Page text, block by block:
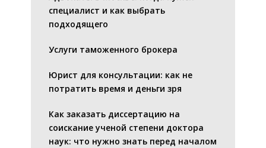
специалист и как выбрать
подходящего
Услуги таможенного брокера
Юрист для консультации: как не
потратить время и деньги зря
Как заказать диссертацию на
соискание ученой степени доктора
наук: что нужно знать перед началом